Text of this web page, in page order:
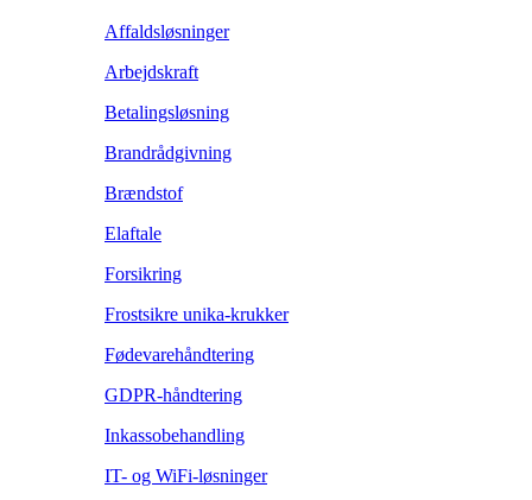
Affaldsløsninger
Arbejdskraft
Betalingsløsning
Brandrådgivning
Brændstof
Elaftale
Forsikring
Frostsikre unika-krukker
Fødevarehåndtering
GDPR-håndtering
Inkassobehandling
IT- og WiFi-løsninger